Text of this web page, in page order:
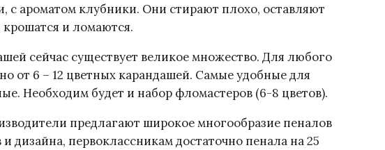
с ароматом клубники. Они стирают плохо, оставляют
крошатся и ломаются.
сейчас существует великое множество. Для любого
от 6 – 12 цветных карандашей. Самые удобные для
Необходим будет и набор фломастеров (6-8 цветов).
предлагают широкое многообразие пеналов
дизайна, первоклассникам достаточно пенала на 25